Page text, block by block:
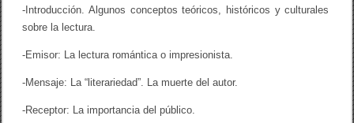
-Introducción. Algunos conceptos teóricos, históricos y culturales
sobre la lectura.
-Emisor: La lectura romántica o impresionista.
-Mensaje: La “literariedad”. La muerte del autor.
-Receptor: La importancia del público.